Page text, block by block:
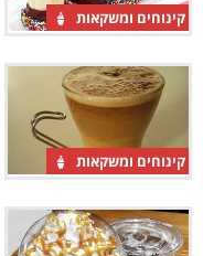
קינוחים ומשקאות
קינוחים ומשקאות